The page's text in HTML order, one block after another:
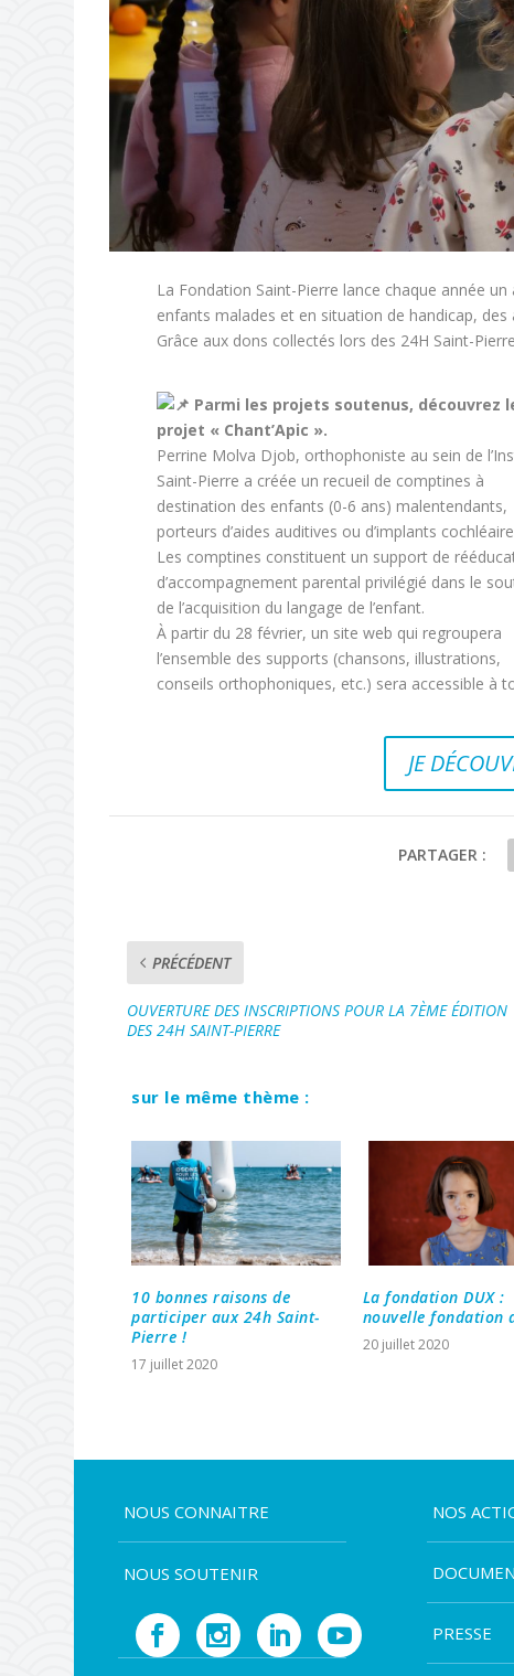
La Fondation Saint-Pierre lance chaque année
enfants malades et en situation de handicap,
Grâce aux dons collectés lors des 24H Saint-
Parmi les projets soutenus, découvrez
projet « Chant’Apic ».
Perrine Molva Djob, orthophoniste au sein de
Saint-Pierre a créée un recueil de comptines à
destination des enfants (0-6 ans) malentendants,
porteurs d’aides auditives ou d’implants
Les comptines constituent un support de
d’accompagnement parental privilégié dans le
de l’acquisition du langage de l’enfant.
À partir du 28 février, un site web qui regroupera
l’ensemble des supports (chansons, illustrations,
conseils orthophoniques, etc.) sera accessible à
JE
PARTAGER :
PRÉCÉDENT
OUVERTURE DES INSCRIPTIONS POUR LA 7ÈME ÉDITION
DES 24H SAINT-PIERRE
sur le même thème :
10 bonnes raisons de
participer aux 24h Saint-
Pierre !
17 juillet 2020
La fondation DUX :
nouvelle fondation
20 juillet 2020
NOUS CONNAITRE NOS
NOUS SOUTENIR
PRESSE